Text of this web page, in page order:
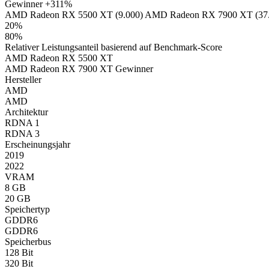
Gewinner+311%
AMD Radeon RX 5500 XT (9.000) AMD Radeon RX 7900 XT
20%
80%
Relativer Leistungsanteil basierend auf Benchmark-Score
AMD Radeon RX 5500 XT
AMD Radeon RX 7900 XT Gewinner
Hersteller
AMD
AMD
Architektur
RDNA 1
RDNA 3
Erscheinungsjahr
2019
2022
VRAM
8 GB
20 GB
Speichertyp
GDDR6
GDDR6
Speicherbus
128 Bit
320 Bit